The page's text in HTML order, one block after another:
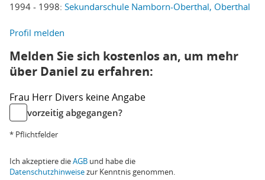
1994 - 1998: Sekundarschule Namborn-Oberthal, Oberthal
Profil melden
Melden Sie sich kostenlos an, um mehr
über Daniel zu erfahren:
Frau Herr Divers keine Angabe
vorzeitig abgegangen?
* Pflichtfelder
Ich akzeptiere dieAGB und habe die
Datenschutzhinweisezur Kenntnis genommen.